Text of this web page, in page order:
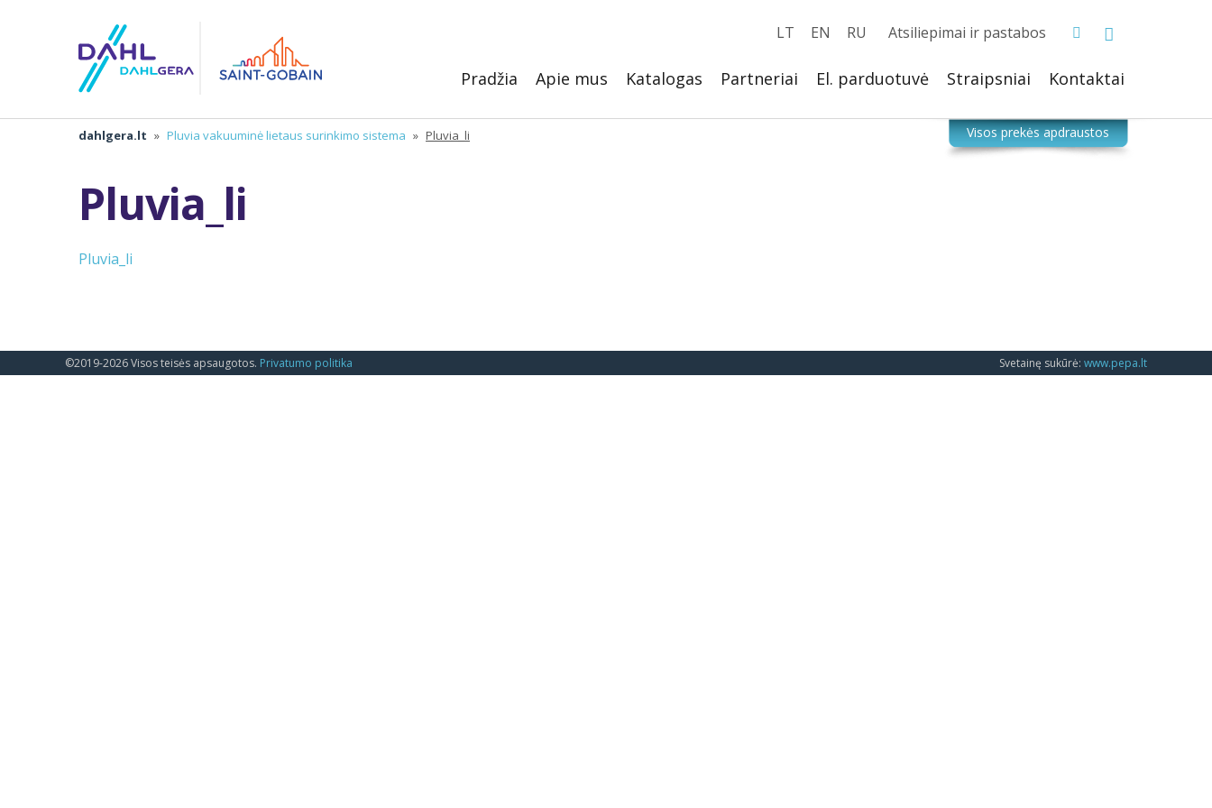
Atsiliepimai ir pastabos
LT EN RU
Pradžia Apie mus Katalogas Partneriai El. parduotuvė Straipsniai Kontaktai
dahlgera.lt » Pluvia vakuuminė lietaus surinkimo sistema » Pluvia_li
Pluvia_li
Pluvia_li
©2019-2026 Visos teisės apsaugotos. Privatumo politika Svetainę sukūrė: www.pepa.lt